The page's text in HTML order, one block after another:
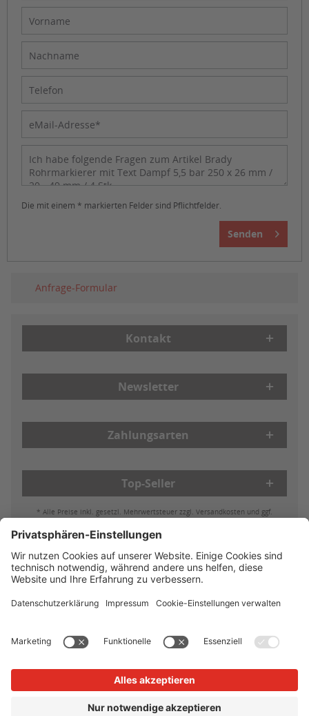
Die mit einem * markierten Felder sind Pflichtfelder.
Senden
Anfrage-Formular
Kontakt
Newsletter
Zahlungsarten
Top-Seller
* Alle Preise inkl. gesetzl. Mehrwertsteuer zzgl. Versandkosten und ggf.
Batterieleistung & Entsorgung
Widerruf
Reklamationen
AGB
Datenschutz Impressum Vertrag widerrufen